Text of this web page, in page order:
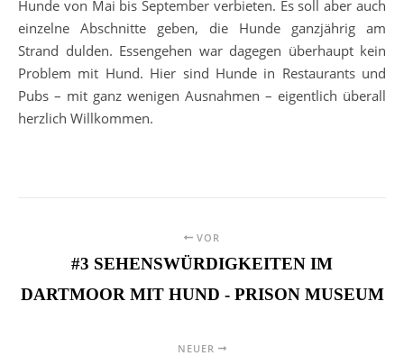
Hunde von Mai bis September verbieten. Es soll aber auch
einzelne Abschnitte geben, die Hunde ganzjährig am
Strand dulden. Essengehen war dagegen überhaupt kein
Problem mit Hund. Hier sind Hunde in Restaurants und
Pubs – mit ganz wenigen Ausnahmen – eigentlich überall
herzlich Willkommen.
VOR
#3 SEHENSWÜRDIGKEITEN IM
DARTMOOR MIT HUND - PRISON MUSEUM
NEUER